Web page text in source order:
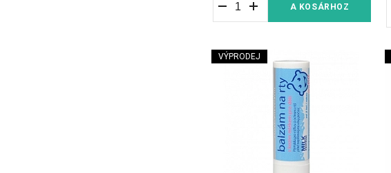
A KOSÁRHOZ
VÝPRODEJ